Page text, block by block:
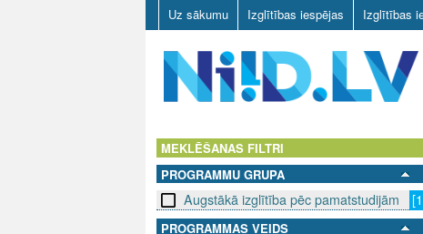
Uz sākumu Izglītības iespējas Izglītības
D
MEKLĒŠANAS FILTRI
PROGRAMMU GRUPA
Augstākā izglītība pēc pamatstudijām
PROGRAMMAS VEIDS